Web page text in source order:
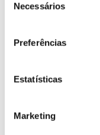
Necessários
Preferências
Estatísticas
Marketing
02.07.2026
Registar galhas
cidadãos